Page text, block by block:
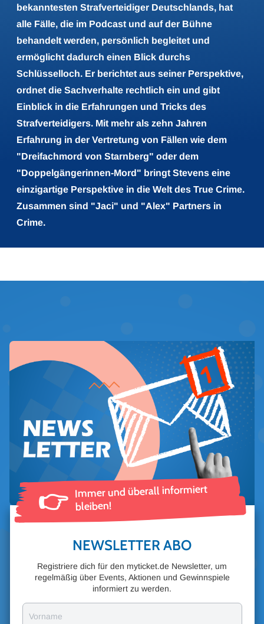
bekanntesten Strafverteidiger Deutschlands, hat
alle Fälle, die im Podcast und auf der Bühne
behandelt werden, persönlich begleitet und
ermöglicht dadurch einen Blick durchs
Schlüsselloch. Er berichtet aus seiner Perspektive,
ordnet die Sachverhalte rechtlich ein und gibt
Einblick in die Erfahrungen und Tricks des
Strafverteidigers. Mit mehr als zehn Jahren
Erfahrung in der Vertretung von Fällen wie dem
"Dreifachmord von Starnberg" oder dem
"Doppelgängerinnen-Mord" bringt Stevens eine
einzigartige Perspektive in die Welt des True Crime.
Zusammen sind "Jaci" und "Alex" Partners in
Crime.
👉 Immer und überall informiert
bleiben!
NEWSLETTER ABO
Registriere dich für den myticket.de Newsletter, um
regelmäßig über Events, Aktionen und Gewinnspiele
informiert zu werden.
Vorname